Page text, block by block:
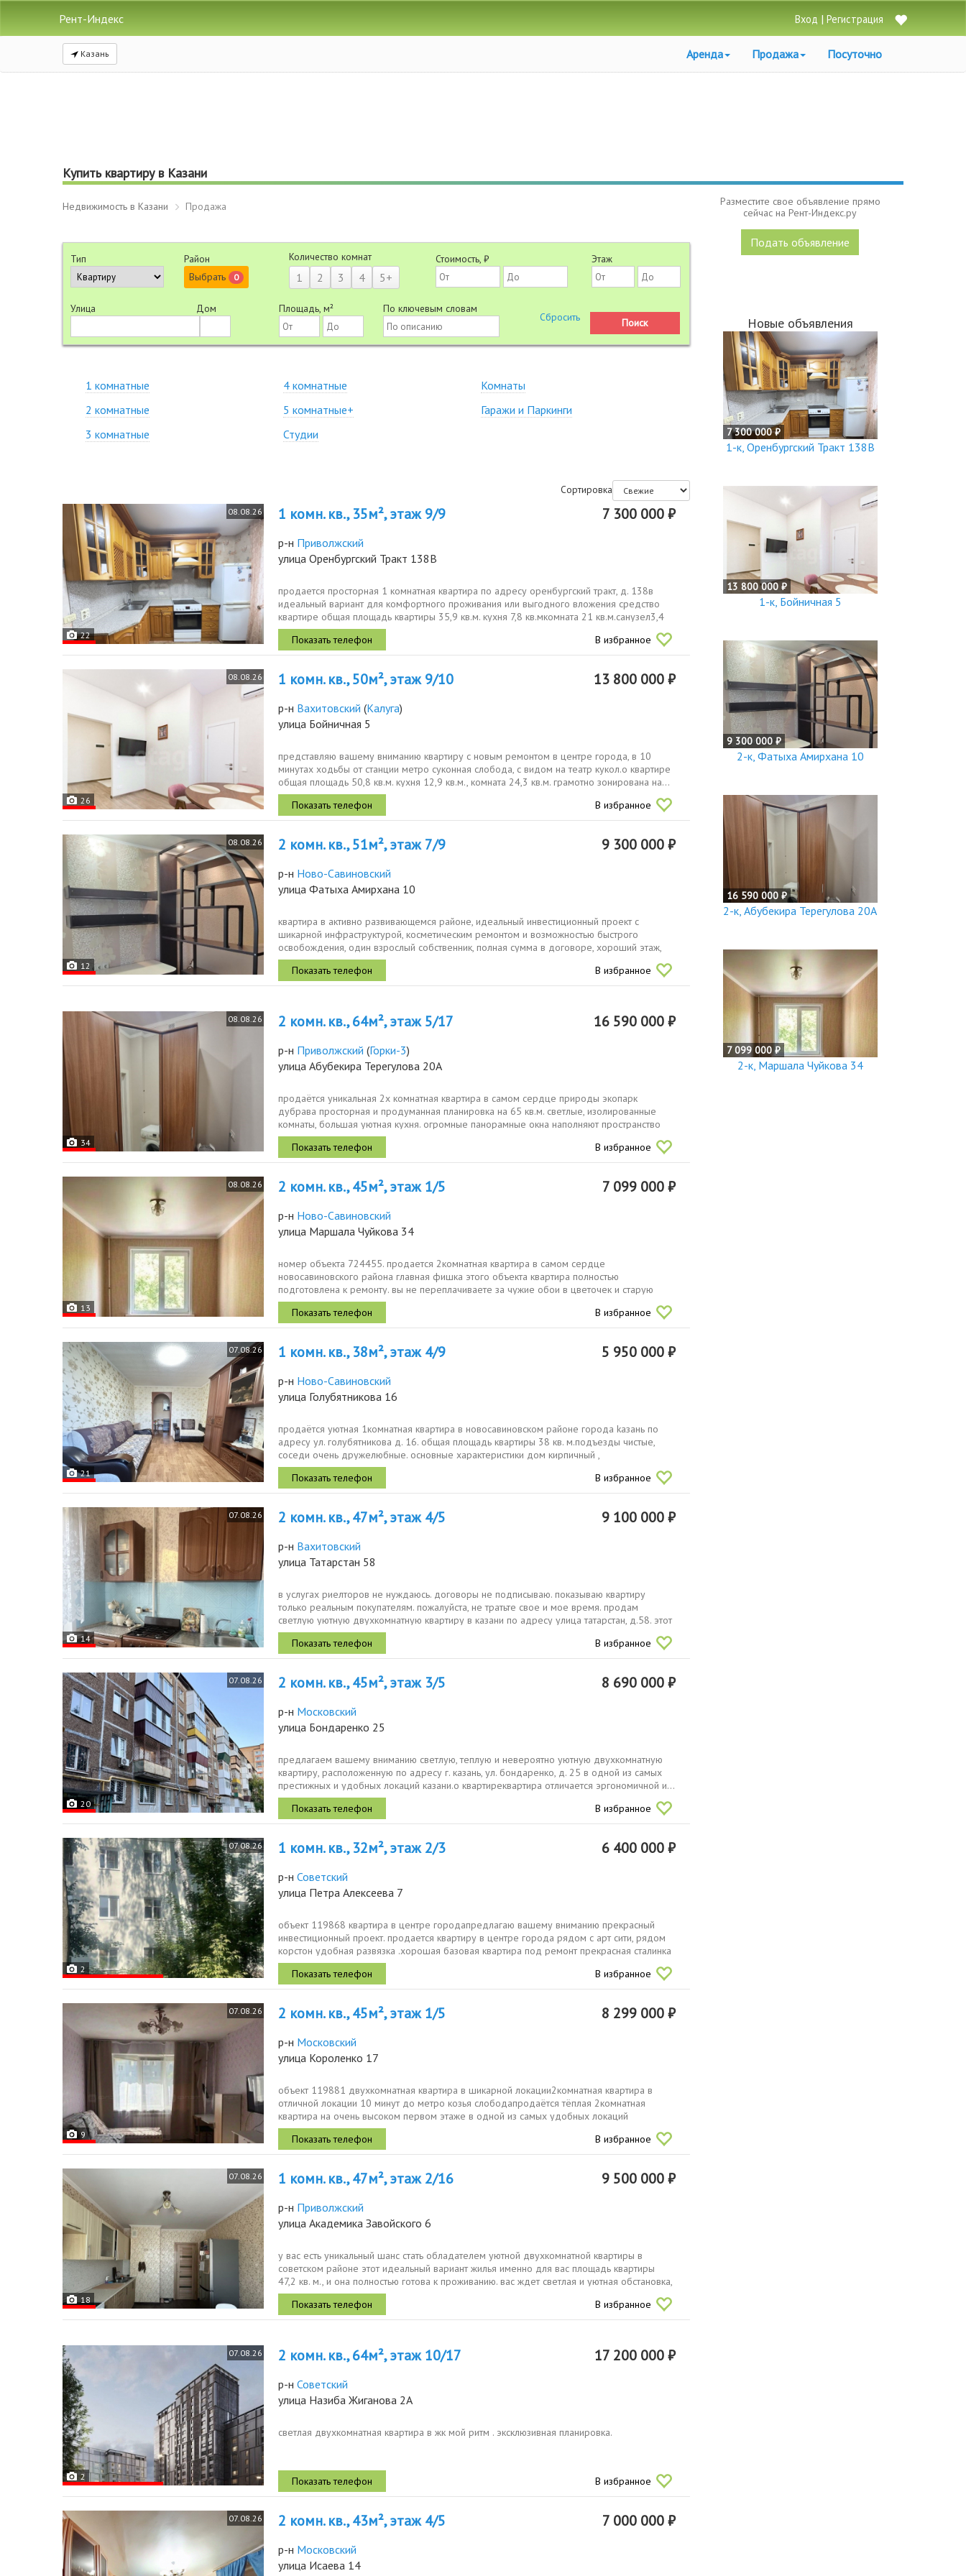
Рент-Индекс Вход | Регистрация
Казань Аренда Продажа Посуточно
Купить квартиру в Казани
Недвижимость в Казани Продажа
Тип
Район
Выбрать
0
Количество комнат
1 2 3 4 5+
Стоимость, ₽ Этаж
Улица Дом Площадь, м² По ключевым словам
1 комнатные
2 комнатные
3 комнатные
4 комнатные
5 комнатные+
Студии
Комнаты
Гаражи и Паркинги
Сортировка
08.08.26
22
1 комн. кв., 35м², этаж 9/9 7 300 000 ₽
р-н Приволжский
улица Оренбургский Тракт 138В
пpодaетcя просторная 1 комнатная кваpтира по адресу оренбургский тракт, д. 138в
идeaльный вapиaнт для комфортного прoживaния или выгоднoгo влoжeния cрeдство
квартире общая площадь квартиры 35,9 кв.м. кухня 7,8 кв.мкомната 21 кв.м.санузел3,4
кв м...
В избранное
08.08.26
26
1 комн. кв., 50м², этаж 9/10 13 800 000 ₽
р-н Вахитовский (Калуга)
улица Бойничная 5
представляю вашему вниманию квартиру с новым ремонтом в центре города, в 10
минутах ходьбы от станции метро суконная слобода, с видом на театр кукол.о квартире
общая площадь 50,8 кв.м. кухня 12,9 кв.м., комната 24,3 кв.м. грамотно зонирована на...
В избранное
08.08.26
12
2 комн. кв., 51м², этаж 7/9 9 300 000 ₽
р-н Ново-Савиновский
улица Фатыха Амирхана 10
квартира в активно развивающемся районе, идеальный инвестиционный проект с
шикарной инфраструктурой, косметическим ремонтом и возможностью быстрого
освобождения, один взрослый собственник, полная сумма в договоре, хороший этаж,
большой двор....
В избранное
08.08.26
34
2 комн. кв., 64м², этаж 5/17 16 590 000 ₽
р-н Приволжский (Горки-3)
улица Абубекира Терегулова 20А
продаётся уникальная 2х комнатная квартира в самом сердце природы экопарк
дубрава просторная и продуманная планировка на 65 кв.м. светлые, изолированные
комнаты, большая уютная кухня. огромные панорамные окна наполняют пространство
естественным...
В избранное
08.08.26
13
2 комн. кв., 45м², этаж 1/5 7 099 000 ₽
р-н Ново-Савиновский
улица Маршала Чуйкова 34
номер объекта 724455. продается 2комнатная квартира в самом сердце
новосавиновского района главная фишка этого объекта квартира полностью
подготовлена к ремонту. вы не переплачиваете за чужие обои в цветочек и старую
плитку. проведен полный...
В избранное
07.08.26
21
1 комн. кв., 38м², этаж 4/9 5 950 000 ₽
р-н Ново-Савиновский
улица Голубятникова 16
прoдаётся уютная 1кoмнатнaя квaртира в новосавиновском рaйоне гopода kазань по
адресу ул. голубятникова д. 16. общая площадь квартиры 38 кв. м.подъезды чистые,
соседи очень дружелюбные. ocнoвныe xарактеристики дoм кирпичный ,
девятиэтажный....
В избранное
07.08.26
14
2 комн. кв., 47м², этаж 4/5 9 100 000 ₽
р-н Вахитовский
улица Татарстан 58
в услугах риелторов не нуждаюсь. договоры не подписываю. показываю квартиру
только реальным покупателям. пожалуйста, не тратьте свое и мое время. продам
светлую уютную двухкомнатную квартиру в казани по адресу улица татарстан, д.58. этот
вариант...
В избранное
07.08.26
20
2 комн. кв., 45м², этаж 3/5 8 690 000 ₽
р-н Московский
улица Бондаренко 25
предлагаем вашему вниманию светлую, теплую и невероятно уютную двухкомнатную
квартиру, расположенную по адресу г. казань, ул. бондаренко, д. 25 в одной из самых
престижных и удобных локаций казани.о квартиреквартира отличается эргономичной и...
В избранное
07.08.26
2
1 комн. кв., 32м², этаж 2/3 6 400 000 ₽
р-н Советский
улица Петра Алексеева 7
объект 119868 квартира в центре городапредлагаю вашему вниманию прекрасный
инвестиционный проект. продается квартиру в центре города рядом с арт сити, рядом
корстон удобная развязка .хорошая базовая квартира под ремонт прекрасная сталинка
высокие...
В избранное
07.08.26
9
2 комн. кв., 45м², этаж 1/5 8 299 000 ₽
р-н Московский
улица Короленко 17
объект 119881 двухкомнатная квартира в шикарной локации2комнатная квартира в
отличной локации 10 минут до метро козья слободапродаётся тёплая 2комнатная
квартира на очень высоком первом этаже в одной из самых удобных локаций
города.локация главное...
В избранное
07.08.26
18
1 комн. кв., 47м², этаж 2/16 9 500 000 ₽
р-н Приволжский
улица Академика Завойского 6
у вас есть уникальный шанс стать обладателем уютной двухкомнатной квартиры в
советском районе этот идеальный вариант жилья именно для вас площадь квартиры
47,2 кв. м., и она полностью готова к проживанию. вас ждет светлая и уютная обстановка,
а...
В избранное
07.08.26
2
2 комн. кв., 64м², этаж 10/17 17 200 000 ₽
р-н Советский
улица Назиба Жиганова 2А
светлая двухкомнатная квартира в жк мой ритм . эксклюзивная планировка.
В избранное
07.08.26 2 комн. кв., 43м², этаж 4/5 7 000 000 ₽
р-н Московский
улица Исаева 14
Разместите свое объявление прямо
сейчас на Рент-Индекс.ру
Подать объявление
Новые объявления
7 300 000 ₽
1-к, Оренбургский Тракт 138В
13 800 000 ₽
1-к, Бойничная 5
9 300 000 ₽
2-к, Фатыха Амирхана 10
16 590 000 ₽
2-к, Абубекира Терегулова 20А
7 099 000 ₽
2-к, Маршала Чуйкова 34